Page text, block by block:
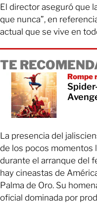
El director aseguró que
que nunca”, en
actual que se vive en
TE
Rompe
La presencia del
de los pocos momentos
durante el arranque del
hay cineastas de
Palma de Oro. Su
oficial dominada por